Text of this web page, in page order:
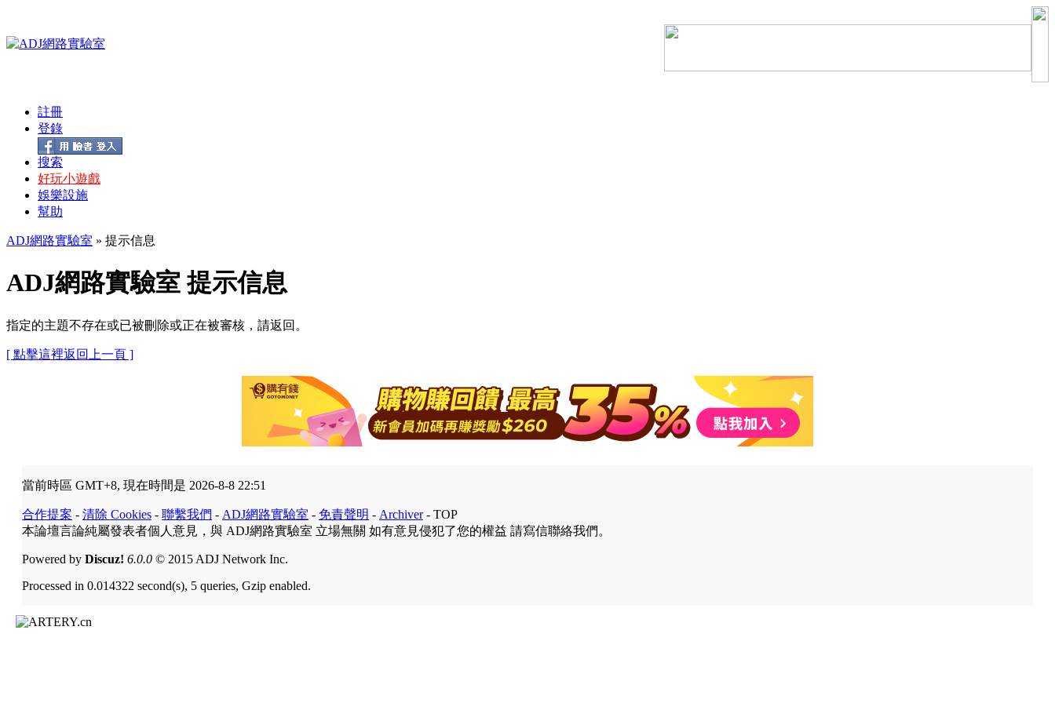
註冊
登錄
搜索
好玩小遊戲
娛樂設施
幫助
ADJ網路實驗室 » 提示信息
ADJ網路實驗室 提示信息
指定的主題不存在或已被刪除或正在被審核，請返回。
[ 點擊這裡返回上一頁 ]
當前時區 GMT+8, 現在時間是 2026-8-8 22:51
合作提案 - 清除 Cookies - 聯繫我們 - ADJ網路實驗室 - 免責聲明 - Archiver- TOP
本論壇言論純屬發表者個人意見，與 ADJ網路實驗室 立場無關 如有意見侵犯了您的權益 請寫信聯絡我們。
Powered by Discuz! 6.0.0 © 2015 ADJ Network Inc.
Processed in 0.014322 second(s), 5 queries, Gzip enabled.